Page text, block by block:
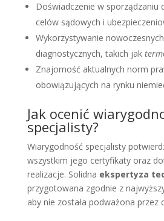
Doświadczenie w sporządzaniu
celów sądowych i
Wykorzystywanie
diagnostycznych, takich jak
Znajomość aktualnych norm
obowiązujących na rynku
Jak ocenić
specjalisty?
Wiarygodność specjalisty
wszystkim jego certyfikaty oraz
realizacje. Solidna ekspertyza
przygotowana zgodnie z
aby nie została podważona przez